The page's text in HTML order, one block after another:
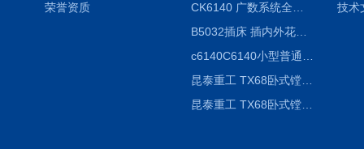
荣誉资质
B5032插床 插内外花键槽 B5020液压立式插床
昆泰重工 TX68卧式镗床 镗孔机 镗缸机
昆泰重工 TX68卧式镗床 镗孔机 镗缸机 单柱
技术